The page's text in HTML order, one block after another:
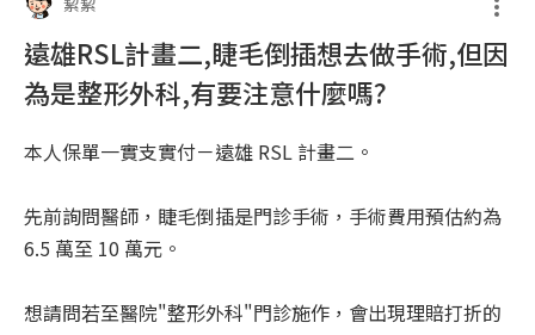
遠雄RSL計畫二,睫毛倒插想去做手術,但因
為是整形外科,有要注意什麼嗎?
本人保單一實支實付－遠雄 RSL 計畫二。
先前詢問醫師，睫毛倒插是門診手術，手術費用預估約為
6.5 萬至 10 萬元。
想請問若至醫院"整形外科"門診施作，會出現理賠打折的